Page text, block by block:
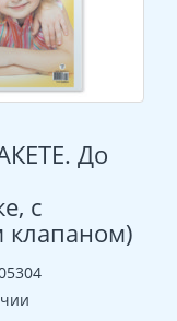
До
с
клапаном)